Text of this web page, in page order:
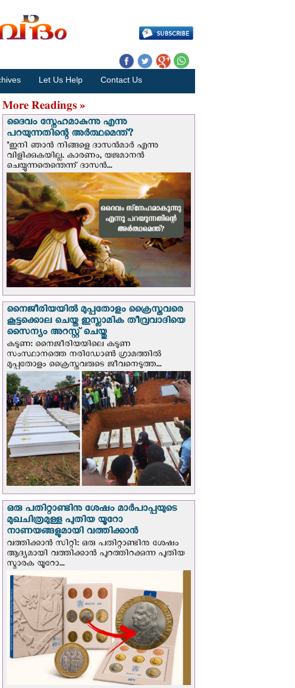
Let Us Help Contact Us
More Readings »
ദൈവം സ്നേഹമാകുന്നു എന്നു
പറയുന്നതിന്റെ അർത്ഥമെന്ത്?
"ഇനി ഞാന്‍ നിങ്ങളെ ദാസന്‍മാര്‍ എന്നു
വിളിക്കുകയില്ല. കാരണം, യജമാനന്‍
ചെയ്യുന്നതെന്തെന്ന് ദാസന്‍...
നൈജീരിയയില്‍ മുപ്പതോളം ക്രൈസ്തവരെ
കൂട്ടക്കൊല ചെയ്ത ഇസ്ലാമിക തീവ്രവാദിയെ
സൈന്യം അറസ്റ്റ് ചെയ്തു
കടുണ: നൈജീരിയയിലെ കടുണ
സംസ്ഥാനത്തെ നരിഡോൺ ഗ്രാമത്തിൽ
മുപ്പതോളം ക്രൈസ്തവരുടെ ജീവനെടുത്ത...
ഒരു പതിറ്റാണ്ടിനു ശേഷം മാർപാപ്പയുടെ
മുഖചിത്രമുള്ള പുതിയ യൂറോ
നാണയങ്ങളുമായി വത്തിക്കാന്‍
വത്തിക്കാന്‍ സിറ്റി: ഒരു പതിറ്റാണ്ടിനു ശേഷം
ആദ്യമായി വത്തിക്കാൻ പുറത്തിറക്കുന്ന പുതിയ
സ്മാരക യൂറോ...